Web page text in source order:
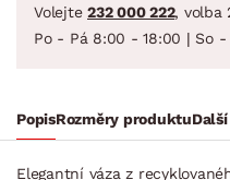
Volejte 232 000 222, volba
Po - Pá 8:00 - 18:00 | So
PopisRozměry produktu
Elegantní váza z